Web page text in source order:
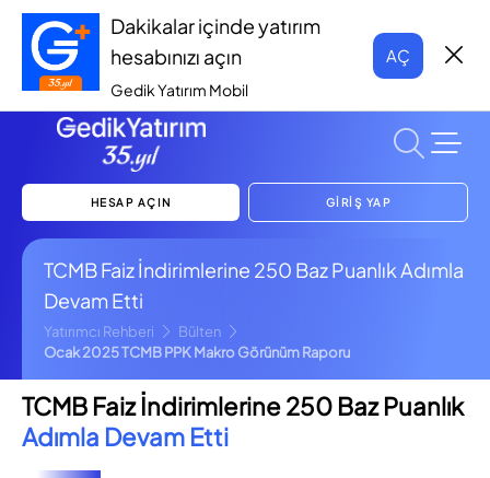
Dakikalar içinde yatırım
hesabınızı açın
Gedik Yatırım Mobil
AÇ
HESAP AÇIN GİRİŞ YAP
TCMB Faiz İndirimlerine 250 Baz Puanlık Adımla
Devam Etti
Yatırımcı Rehberi
Bülten
Ocak 2025 TCMB PPK Makro Görünüm Raporu
TCMB Faiz İndirimlerine 250 Baz Puanlık
Adımla Devam Etti